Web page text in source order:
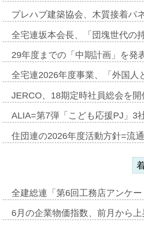
プレハブ建築協会、木質接着パ
全宅連坂本会長、「団塊世代の
29年度までの「中期計画」を
全宅連2026年度事業、「外国
JERCO、18期定時社員総会を
ALIA=第7弾「こども応援PJ」3
住団連の2026年度活動方針=流
全建総連「第6回工務店アンケ
6月の企業物価指数、前月から